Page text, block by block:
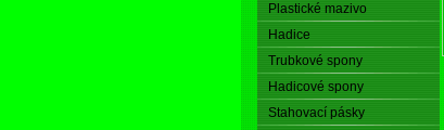
Plastické mazivo
Hadice
Trubkové spony
Hadicové spony
Stahovací pásky